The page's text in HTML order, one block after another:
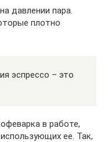
давлении пара.
плотно
эспрессо – это
в работе,
ее. Так,